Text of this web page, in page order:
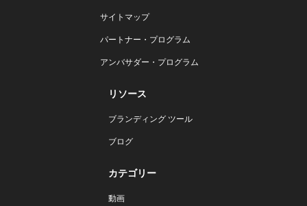
サイトマップ
パートナー・プログラム
アンバサダー・プログラム
リソース
ブランディング ツール
ブログ
カテゴリー
動画